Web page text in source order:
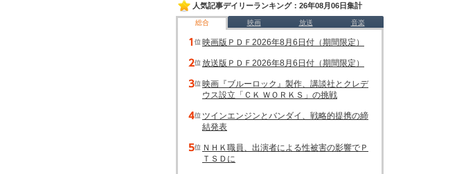
人気記事デイリーランキング：26年08月06日集計
総合 映画 放送 音楽
映画版ＰＤＦ2026年8月6日付（期間限定）
放送版ＰＤＦ2026年8月6日付（期間限定）
映画『ブルーロック』製作、講談社とクレデ
ウス設立「ＣＫ ＷＯＲＫＳ」の挑戦
ツインエンジンとバンダイ、戦略的提携の締
結発表
ＮＨＫ職員、出演者による性被害の影響でＰ
ＴＳＤに